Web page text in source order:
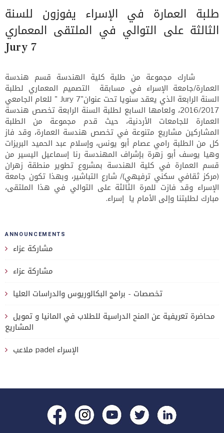
طلبة العمارة في الإسراء يفوزون للسنة
الثالثة على التوالي في الملتقى المعماري
Jury 7
شارك مجموعة من طلبة كلية الهندسة قسم هندسة
العمارة/جامعة الإسراء في مسابقة التصميم المعماري لطلبة
السنة الرابعة الذي يعقد سنويا تحت عنوانJury 7" " للعام الجامعي
2016/2017، ولعامها السابع لطلبة السنة الرابعة تخصص هندسة
العمارة للجامعات الأردنية، حيث قدم مجموعة من الطلبة
المشاركين مشاريع متنوعة في تخصص هندسة العمارة، وقد فاز
كل من الطلبة رامي عصام أبو يونس، وإسلام عبد الحميد البريزات
وهيا يوسف أبو زهرة بإشراف المهندسة رنا إسماعيل اليسير من
قسم العمارة في كلية الهندسة بمشروع تطوير منطقة زهران
(مركز ثقافي سكني ترفيهي)/ شارع التباشير، وبهذا تكون جامعة
الإسراء وقد فازت للمرة الثالثة على التوالي في هذا الملتقى،
مبارك لطلبتنا وإلى الأمام يا إسراء.
ANNOUNCEMENTS
مشاركة عزاء
مشاركة عزاء
تخصصات - برامج البكالوريوس والدراسات العليا
محاضرة تعريفية عن المنح الدراسية للطلاب في المانيا و تمويل
المشاريع
ملاعب padel الإسراء